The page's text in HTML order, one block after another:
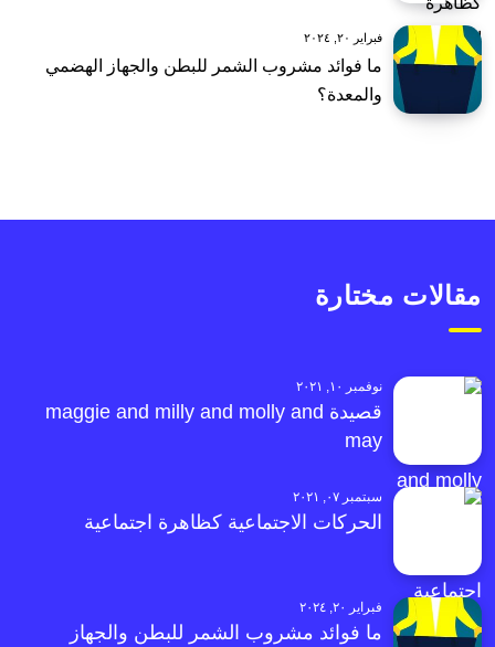
فبراير ٢٠, ٢٠٢٤
ما فوائد مشروب الشمر للبطن والجهاز الهضمي
والمعدة؟
مقالات مختارة
نوفمبر ١٠, ٢٠٢١
قصيدة maggie and milly and molly and
may
سبتمبر ٠٧, ٢٠٢١
الحركات الاجتماعية كظاهرة اجتماعية
فبراير ٢٠, ٢٠٢٤
ما فوائد مشروب الشمر للبطن والجهاز